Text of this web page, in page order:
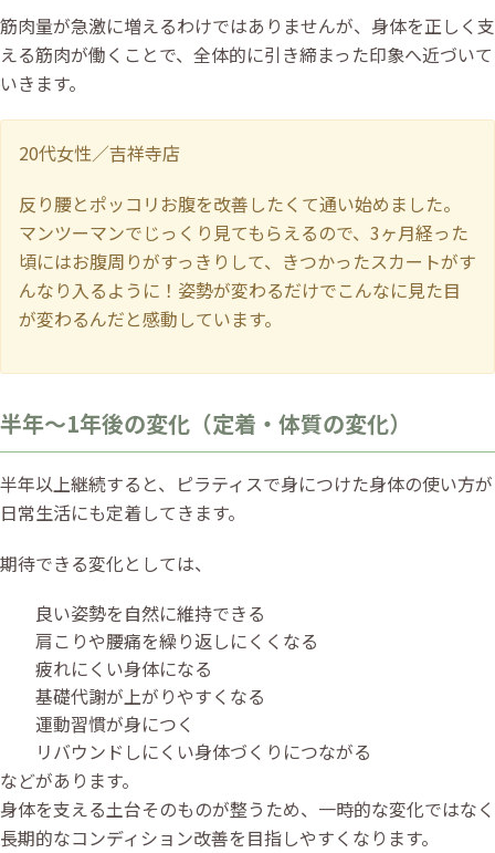
筋肉量が急激に増えるわけではありませんが、身体を正しく支
える筋肉が働くことで、全体的に引き締まった印象へ近づいて
いきます。
20代女性／吉祥寺店
反り腰とポッコリお腹を改善したくて通い始めました。
マンツーマンでじっくり見てもらえるので、3ヶ月経った
頃にはお腹周りがすっきりして、きつかったスカートがす
んなり入るように！姿勢が変わるだけでこんなに見た目
が変わるんだと感動しています。
半年〜1年後の変化（定着・体質の変化）
半年以上継続すると、ピラティスで身につけた身体の使い方が
日常生活にも定着してきます。
期待できる変化としては、
良い姿勢を自然に維持できる
肩こりや腰痛を繰り返しにくくなる
疲れにくい身体になる
基礎代謝が上がりやすくなる
運動習慣が身につく
リバウンドしにくい身体づくりにつながる
などがあります。
身体を支える土台そのものが整うため、一時的な変化ではなく
長期的なコンディション改善を目指しやすくなります。